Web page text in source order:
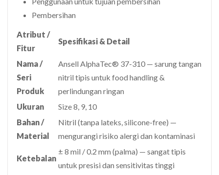
Pembersihan
Atribut /
Fitur
Spesifikasi & Detail
Nama /
Seri
Produk
Ansell AlphaTec® 37-310 — sarung tangan
nitril tipis untuk food handling &
perlindungan ringan
Ukuran
Size 8, 9, 10
Bahan /
Material
Nitril (tanpa lateks, silicone-free) —
mengurangi risiko alergi dan kontaminasi
Ketebalan
± 8 mil / 0.2 mm (palma) — sangat tipis
untuk presisi dan sensitivitas tinggi